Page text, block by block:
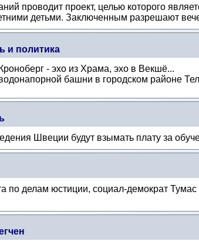
проводит проект, целью которого
детьми. Заключенным разрешают
и политика
- эхо из Храма, эхо в Векшё...
башни в городском районе
Швеции будут взымать плату за
по делам юстиции, социал-демократ